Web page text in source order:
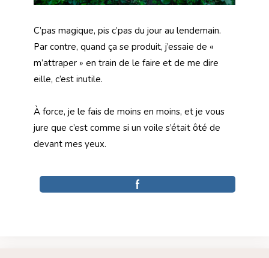
C’pas magique, pis c’pas du jour au lendemain.
Par contre, quand ça se produit, j’essaie de «
m’attraper » en train de le faire et de me dire
eille, c’est inutile.
À force, je le fais de moins en moins, et je vous
jure que c’est comme si un voile s’était ôté de
devant mes yeux.